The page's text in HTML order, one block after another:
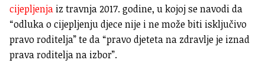
cijepljenja iz travnja 2017. godine, u kojoj se navodi da
“odluka o cijepljenju djece nije i ne može biti isključivo
pravo roditelja” te da “pravo djeteta na zdravlje je iznad
prava roditelja na izbor”.